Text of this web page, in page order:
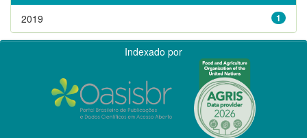
1
2019
Indexado por